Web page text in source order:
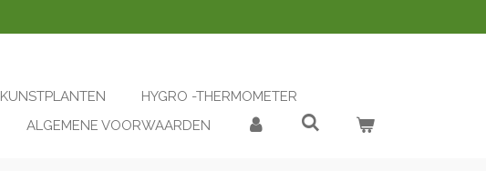
KUNSTPLANTEN
HYGRO -THERMOMETER
ALGEMENE VOORWAARDEN